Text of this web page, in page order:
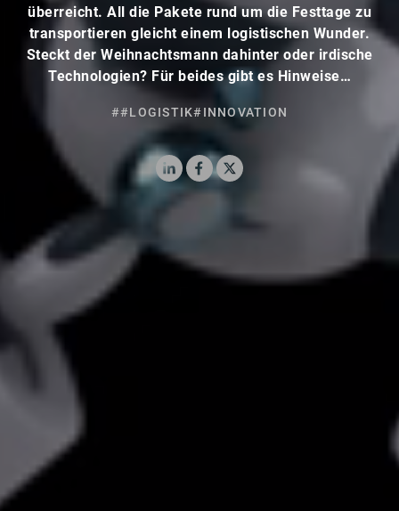
überreicht. All die Pakete rund um die Festtage zu
transportieren gleicht einem logistischen Wunder.
Steckt der Weihnachtsmann dahinter oder irdische
Technologien? Für beides gibt es Hinweise…
##LOGISTIK#INNOVATION
LinkedInFacebook
X